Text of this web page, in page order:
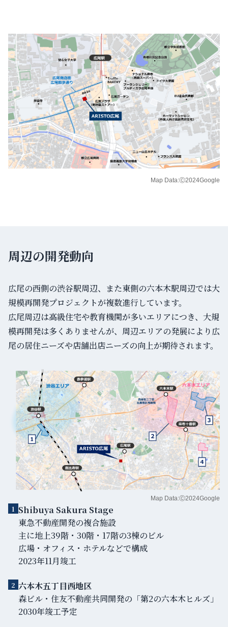
Map Data:Ⓒ2024Google
周辺の開発動向
広尾の西側の渋谷駅周辺、また東側の六本木駅周辺では大
規模再開発プロジェクトが複数進行しています。
広尾周辺は高級住宅や教育機関が多いエリアにつき、大規
模再開発は多くありませんが、周辺エリアの発展により広
尾の居住ニーズや店舗出店ニーズの向上が期待されます。
Map Data:Ⓒ2024Google
1 Shibuya Sakura Stage
東急不動産開発の複合施設
主に地上39階・30階・17階の3棟のビル
広場・オフィス・ホテルなどで構成
2023年11月竣工
2 六本木五丁目西地区
森ビル・住友不動産共同開発の「第2の六本木ヒルズ」
2030年竣工予定